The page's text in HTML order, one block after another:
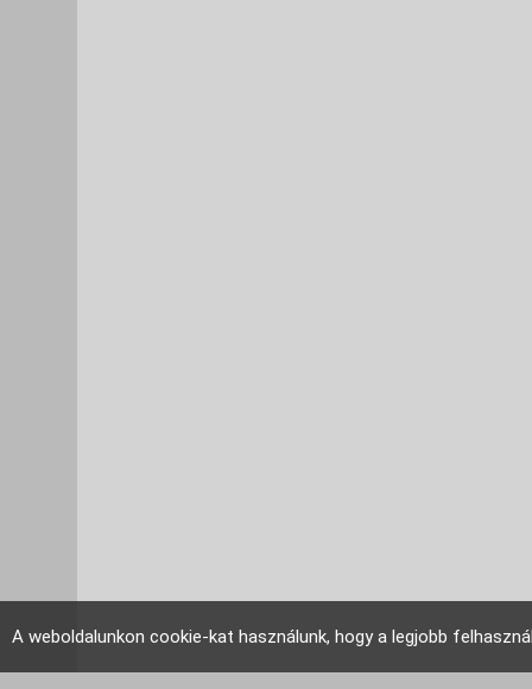
A weboldalunkon cookie-kat használunk, hogy a legjobb